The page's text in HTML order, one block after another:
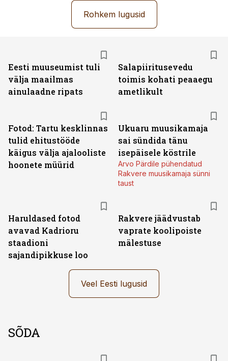
Rohkem lugusid
Eesti muuseumist tuli
välja maailmas
ainulaadne ripats
Salapiiritusevedu
toimis kohati peaaegu
ametlikult
Fotod: Tartu kesklinnas
tulid ehitustööde
käigus välja ajalooliste
hoonete müürid
Ukuaru muusikamaja
sai sündida tänu
isepäisele köstrile
Arvo Pärdile pühendatud
Rakvere muusikamaja sünni
taust
Haruldased fotod
avavad Kadrioru
staadioni
sajandipikkuse loo
Rakvere jäädvustab
vaprate koolipoiste
mälestuse
Veel Eesti lugusid
SÕDA